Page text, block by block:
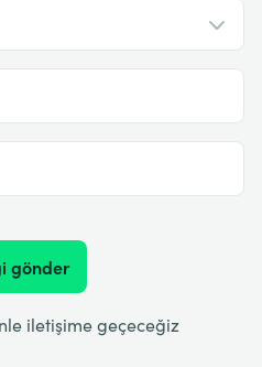
gönder
iletişime geçeceğiz